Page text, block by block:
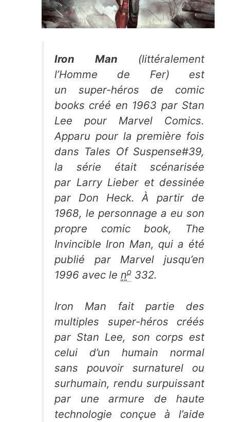
Iron Man (littéralement
l’Homme de Fer) est
un super-héros de comic
books créé en 1963 par Stan
Lee pour Marvel Comics.
Apparu pour la première fois
dans Tales Of Suspense#39,
la série était scénarisée
par Larry Lieber et dessinée
par Don Heck. À partir de
1968, le personnage a eu son
propre comic book, The
Invincible Iron Man, qui a été
publié par Marvel jusqu’en
1996 avec le no 332.
Iron Man fait partie des
multiples super-héros créés
par Stan Lee, son corps est
celui d’un humain normal
sans pouvoir surnaturel ou
surhumain, rendu surpuissant
par une armure de haute
technologie conçue à l’aide